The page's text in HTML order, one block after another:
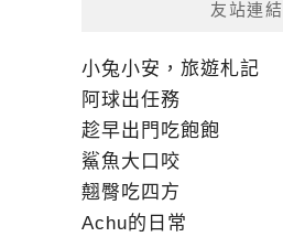
友站連結
小兔小安，旅遊札記
阿球出任務
趁早出門吃飽飽
鯊魚大口咬
翹臀吃四方
Achu的日常